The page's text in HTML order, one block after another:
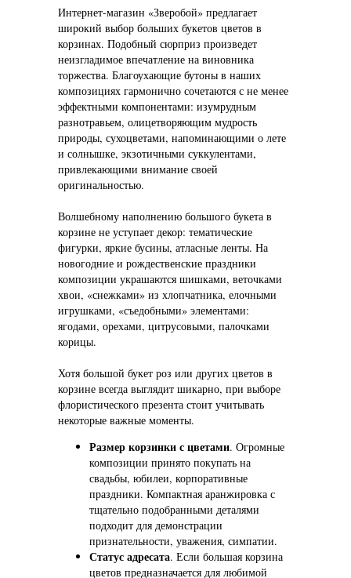
Интернет-магазин «Зверобой» предлагает
широкий выбор больших букетов цветов в
корзинах. Подобный сюрприз произведет
неизгладимое впечатление на виновника
торжества. Благоухающие бутоны в наших
композициях гармонично сочетаются с не менее
эффектными компонентами: изумрудным
разнотравьем, олицетворяющим мудрость
природы, сухоцветами, напоминающими о лете
и солнышке, экзотичными суккулентами,
привлекающими внимание своей
оригинальностью.
Волшебному наполнению большого букета в
корзине не уступает декор: тематические
фигурки, яркие бусины, атласные ленты. На
новогодние и рождественские праздники
композиции украшаются шишками, веточками
хвои, «снежками» из хлопчатника, елочными
игрушками, «съедобными» элементами:
ягодами, орехами, цитрусовыми, палочками
корицы.
Хотя большой букет роз или других цветов в
корзине всегда выглядит шикарно, при выборе
флористического презента стоит учитывать
некоторые важные моменты.
Размер корзинки с цветами. Огромные
композиции принято покупать на
свадьбы, юбилеи, корпоративные
праздники. Компактная аранжировка с
тщательно подобранными деталями
подходит для демонстрации
признательности, уважения, симпатии.
Статус адресата. Если большая корзина
цветов предназначается для любимой